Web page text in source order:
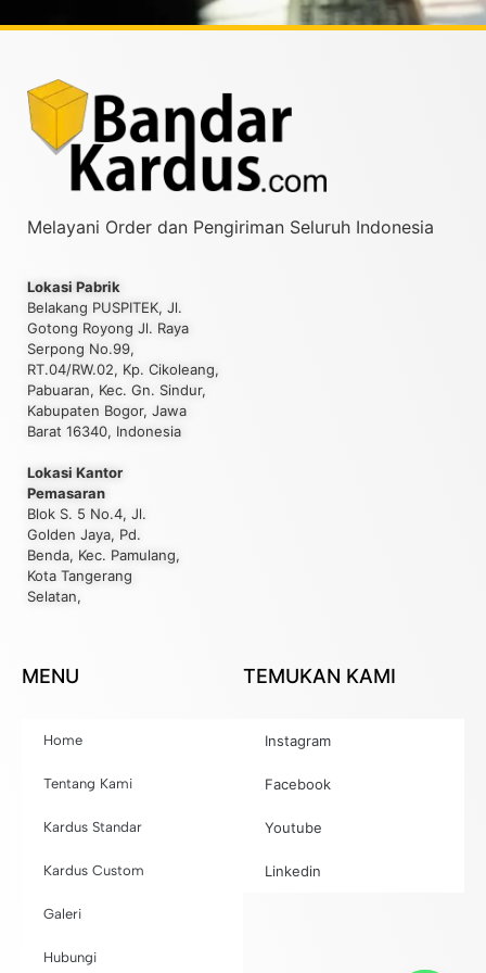
Melayani Order dan Pengiriman Seluruh Indonesia
Lokasi Pabrik
Belakang PUSPITEK, Jl.
Gotong Royong Jl. Raya
Serpong No.99,
RT.04/RW.02, Kp. Cikoleang,
Pabuaran, Kec. Gn. Sindur,
Kabupaten Bogor, Jawa
Barat 16340, Indonesia
Lokasi Kantor
Pemasaran
Blok S. 5 No.4, Jl.
Golden Jaya, Pd.
Benda, Kec. Pamulang,
Kota Tangerang
Selatan,
MENU
Home
Tentang Kami
Kardus Standar
Kardus Custom
Galeri
Hubungi
TEMUKAN KAMI
Instagram
Facebook
Youtube
Linkedin